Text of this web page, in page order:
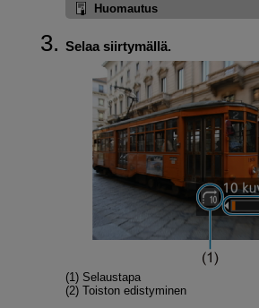
Huomautus
Selaa siirtymällä.
(1) Selaustapa
(2) Toiston edistyminen